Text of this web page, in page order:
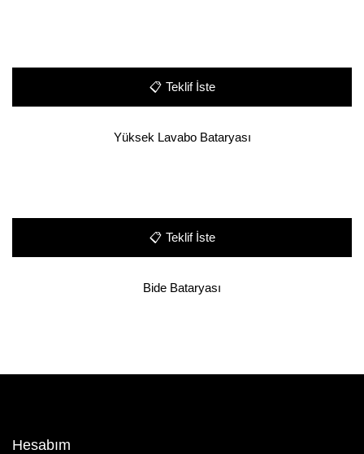
📋 Teklif İste
Yüksek Lavabo Bataryası
📋 Teklif İste
Bide Bataryası
Hesabım